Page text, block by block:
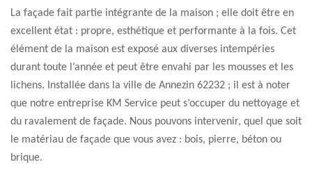
La façade fait partie intégrante de la maison ; elle doit être en
excellent état : propre, esthétique et performante à la fois. Cet
élément de la maison est exposé aux diverses intempéries
durant toute l’année et peut être envahi par les mousses et les
lichens. Installée dans la ville de Annezin 62232 ; il est à noter
que notre entreprise KM Service peut s’occuper du nettoyage et
du ravalement de façade. Nous pouvons intervenir, quel que soit
le matériau de façade que vous avez : bois, pierre, béton ou
brique.